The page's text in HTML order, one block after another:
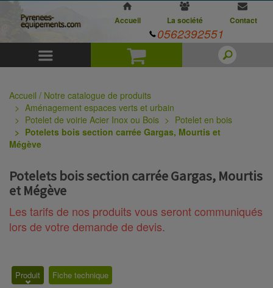
Panier
Accueil La société Contact
0562392551
Accueil / Notre catalogue de produits
Aménagement espaces verts et urbain
Potelet de voirie Acier Inox ou Bois
Potelet en bois
Potelets bois section carrée Gargas, Mourtis et
Mégève
Potelets bois section carrée Gargas, Mourtis
et Mégève
Les tarifs de nos produits vous seront communiqués
lors de votre demande de devis.
Produit Fiche technique